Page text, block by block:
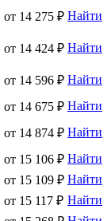
от 14 275 ₽ Найти
от 14 424 ₽ Найти
от 14 596 ₽ Найти
от 14 675 ₽ Найти
от 14 874 ₽ Найти
от 15 106 ₽ Найти
от 15 109 ₽ Найти
от 15 117 ₽ Найти